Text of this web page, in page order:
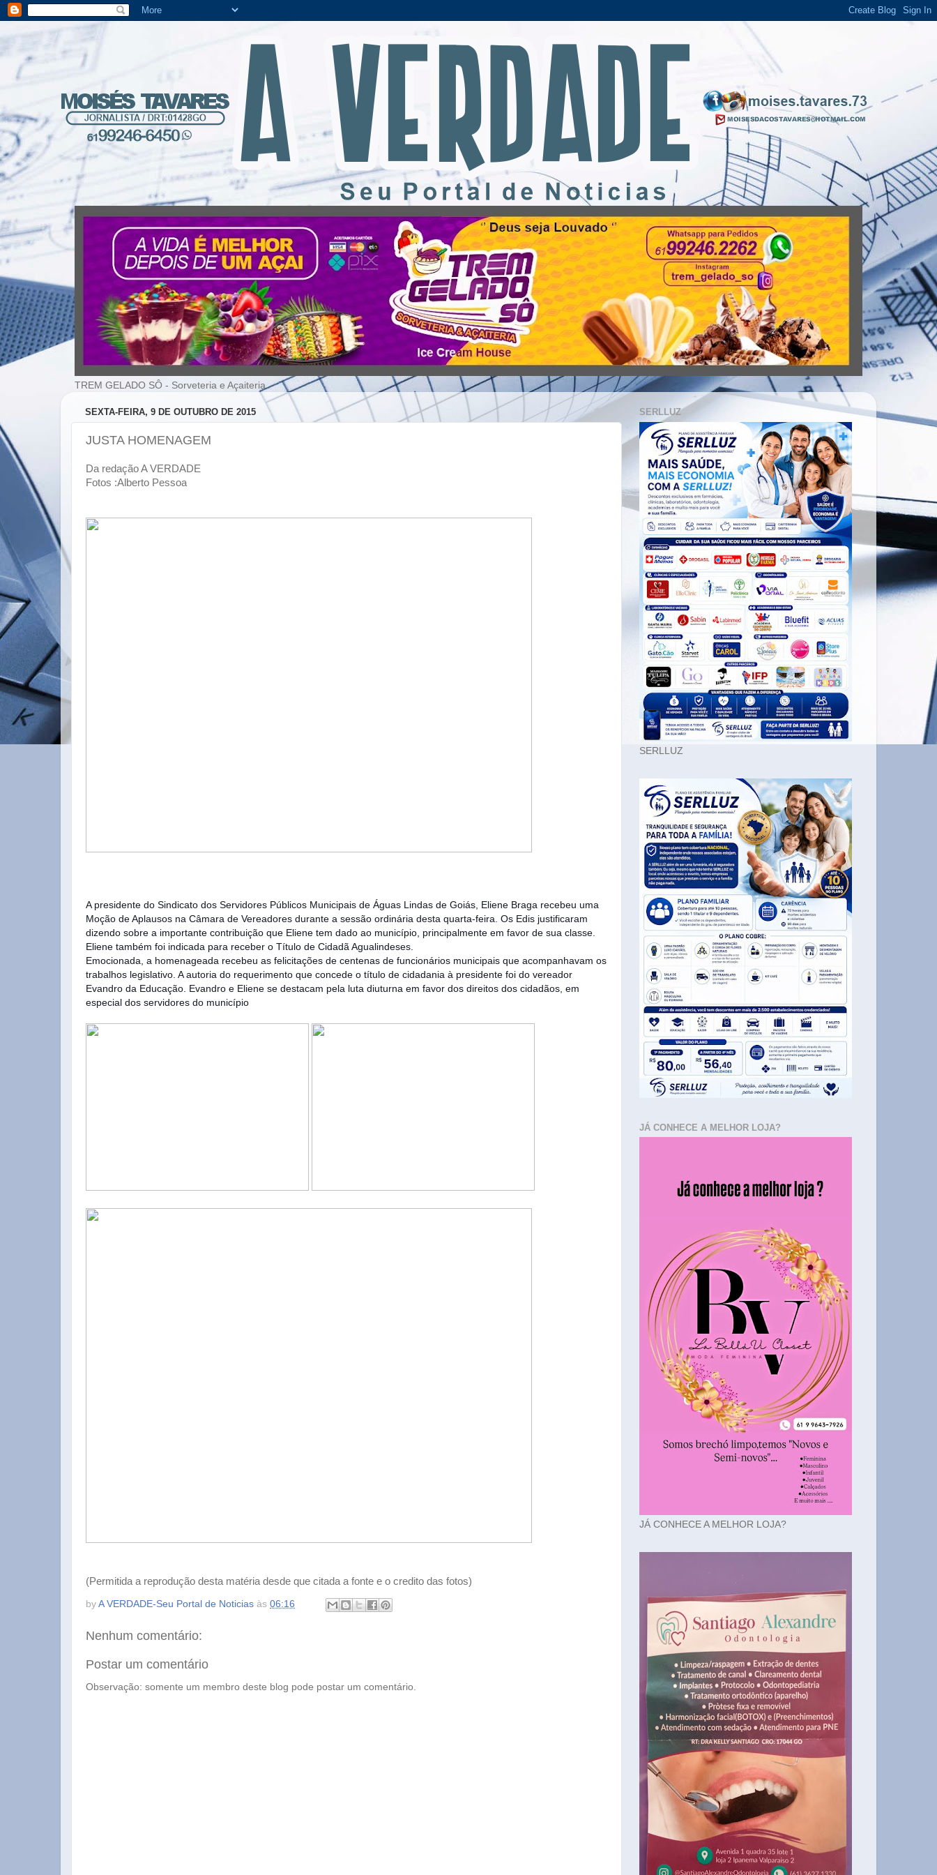
TREM GELADO SÔ - Sorveteria e Açaiteria
SEXTA-FEIRA, 9 DE OUTUBRO DE 2015
JUSTA HOMENAGEM
Da redação A VERDADE
Fotos :Alberto Pessoa
A presidente do Sindicato dos Servidores Públicos Municipais de Águas Lindas de Goiás, Eliene Braga recebeu uma
Moção de Aplausos na Câmara de Vereadores durante a sessão ordinária desta quarta-feira. Os Edis justificaram
dizendo sobre a importante contribuição que Eliene tem dado ao município, principalmente em favor de sua classe.
Eliene também foi indicada para receber o Título de Cidadã Agualindeses.
Emocionada, a homenageada recebeu as felicitações de centenas de funcionários municipais que acompanhavam os
trabalhos legislativo. A autoria do requerimento que concede o título de cidadania à presidente foi do vereador
Evandro da Educação. Evandro e Eliene se destacam pela luta diuturna em favor dos direitos dos cidadãos, em
especial dos servidores do município
(Permitida a reprodução desta matéria desde que citada a fonte e o credito das fotos)
by A VERDADE-Seu Portal de Noticias às 06:16
Nenhum comentário:
Postar um comentário
Observação: somente um membro deste blog pode postar um comentário.
SERLLUZ
SERLLUZ
JÁ CONHECE A MELHOR LOJA?
JÁ CONHECE A MELHOR LOJA?